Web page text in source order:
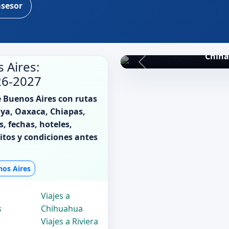
Aires:
2027
Aires con rutas
Oaxaca, Chiapas,
fechas, hoteles,
y condiciones antes
Aires
Viajes a
Chihuahua
Viajes a Riviera